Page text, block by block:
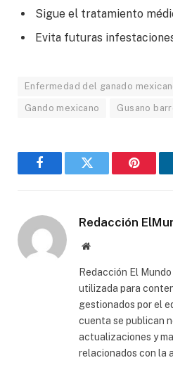
Sigue el tratamiento
Evita futuras
Enfermedad del ganado
Gando mexicano Gusano
FacebookGorjeo
Redacción
Sitio
Redacción El
utilizada para
gestionados por el
cuenta se publican
actualizaciones y
relacionados con la